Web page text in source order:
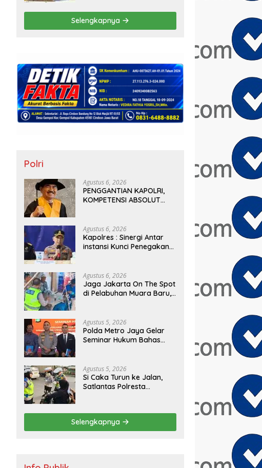
Kelola ASN di ASEAN
Selengkapnya
Polri
Agustus 6, 2026
PENGGANTIAN KAPOLRI,
KOMPETENSI ABSOLUT
Agustus 6, 2026
Kapolres : Sinergi Antar
instansi Kunci Penegakan
Tanjung Priok Gagalkan
Penyelundupan Harley-
Davidson Bekas.
Agustus 6, 2026
Jaga Jakarta On The Spot
di Pelabuhan Muara Baru,
Kamtibmas Bersama
Masyarakat
Agustus 5, 2026
Polda Metro Jaya Gelar
Seminar Hukum Bahas
KUHAP Baru
Agustus 5, 2026
Si Caka Turun ke Jalan,
Satlantas Polresta
Kecelakaan
Selengkapnya